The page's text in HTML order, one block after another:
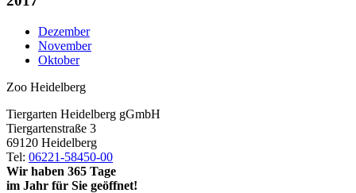
Dezember
November
Oktober
Zoo Heidelberg
Tiergarten Heidelberg gGmbH
Tiergartenstraße 3
69120 Heidelberg
Tel: 06221-58450-00
Wir haben 365 Tage
im Jahr für Sie geöffnet!